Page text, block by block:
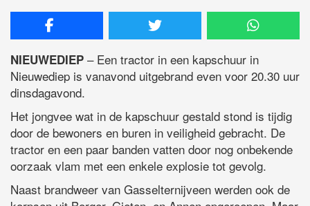
NIEUWEDIEP – Een tractor in een kapschuur in
Nieuwediep is vanavond uitgebrand even voor 20.30 uur
dinsdagavond.
Het jongvee wat in de kapschuur gestald stond is tijdig
door de bewoners en buren in veiligheid gebracht. De
tractor en een paar banden vatten door nog onbekende
oorzaak vlam met een enkele explosie tot gevolg.
Naast brandweer van Gasselternijveen werden ook de